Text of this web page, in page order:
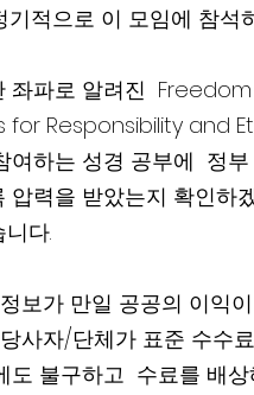
적으로 이 모임에 참석
좌파로 알려진
for Responsibility and
여하는 성경 공부에  정
압력을 받았는지 확인
다.
보가 만일 공공의 이익
사자/단체가 표준 수수
도 불구하고  수료를 배